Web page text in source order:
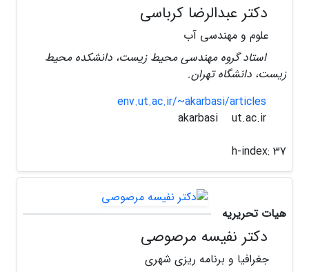
دکتر عبدالرضا کرباسی
علوم و مهندسی آب
استاد گروه مهندسی محیط زیست، دانشکده محیط
زیست، دانشگاه تهران.
env.ut.ac.ir/~akarbasi/articles
ut.ac.ir
h-index: 37
هیات تحریریه
دکتر نفیسه مرصوصی
جغرافیا و برنامه ریزی شهری